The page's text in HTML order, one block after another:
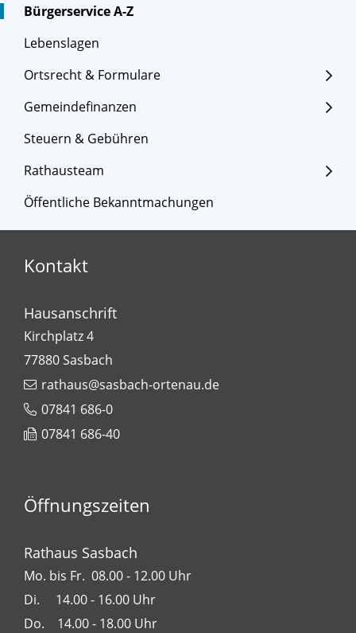
Bürgerservice A-Z
Lebenslagen
Ortsrecht & Formulare
Gemeindefinanzen
Steuern & Gebühren
Rathausteam
Öffentliche Bekanntmachungen
Kontakt
Hausanschrift
Kirchplatz 4
77880Sasbach
rathaus@sasbach-ortenau.de
07841 686-0
07841 686-40
Öffnungszeiten
Rathaus Sasbach
Mo. bis Fr. 08.00 - 12.00 Uhr
Di. 14.00 - 16.00 Uhr
Do. 14.00 - 18.00 Uhr